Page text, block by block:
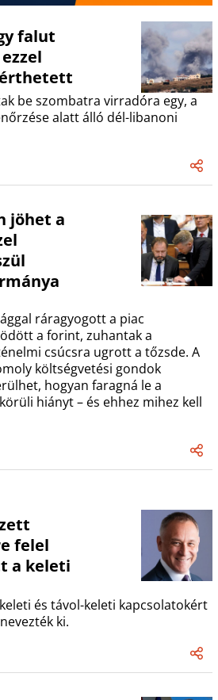
falut
be szombatra virradóra egy, a
alatt álló dél-libanoni
jöhet a
ráragyogott a piac
a forint, zuhantak a
csúcsra ugrott a tőzsde. A
költségvetési gondok
hogyan faragná le a
hiányt – és ehhez mihez kell
felel
a keleti
és távol-keleti kapcsolatokért
ki.